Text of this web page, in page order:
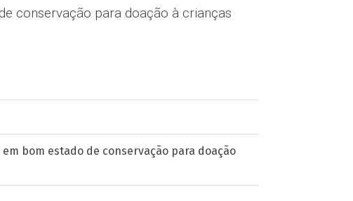
conservação para doação à crianças
bom estado de conservação para doação